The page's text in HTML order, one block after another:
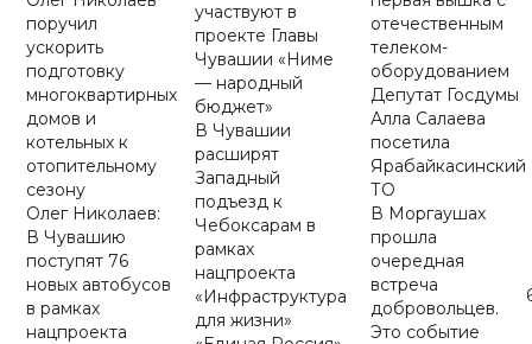
поручил
ускорить
подготовку
многоквартирных
домов и
котельных к
отопительному
сезону
Олег Николаев:
В Чувашию
поступят 76
новых автобусов
в рамках
нацпроекта
участвуют в
проекте Главы
Чувашии «Ниме
— народный
бюджет»
В Чувашии
расширят
Западный
подъезд к
Чебоксарам в
рамках
нацпроекта
«Инфраструктура
для жизни»
отечественным
телеком-
оборудованием
Депутат Госдумы
Алла Салаева
посетила
Ярабайкасинский
ТО
В Моргаушах
прошла
очередная
встреча
добровольцев.
Это событие